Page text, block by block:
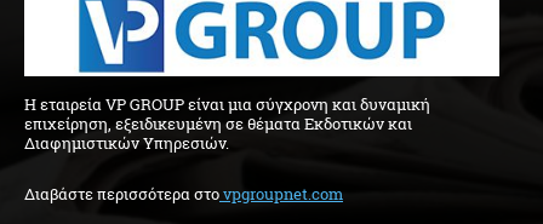
H εταιρεία VP GROUP είναι μια σύγχρονη και δυναμική
επιχείρηση, εξειδικευμένη σε θέματα Εκδοτικών και
Διαφημιστικών Υπηρεσιών.
Διαβάστε περισσότερα στovpgroupnet.com